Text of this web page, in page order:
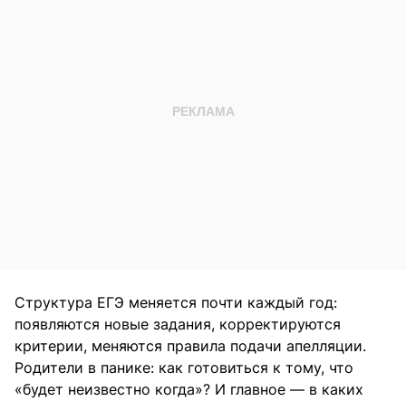
Структура ЕГЭ меняется почти каждый год:
появляются новые задания, корректируются
критерии, меняются правила подачи апелляции.
Родители в панике: как готовиться к тому, что
«будет неизвестно когда»? И главное — в каких